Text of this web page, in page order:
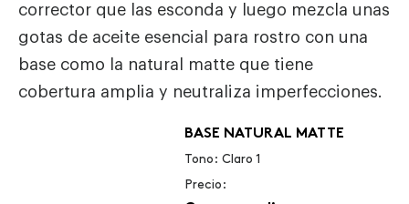
corrector que las esconda y luego mezcla unas
gotas de aceite esencial para rostro con una
base como la natural matte que tiene
cobertura amplia y neutraliza imperfecciones.
BASE NATURAL MATTE
Tono: Claro 1
Precio: